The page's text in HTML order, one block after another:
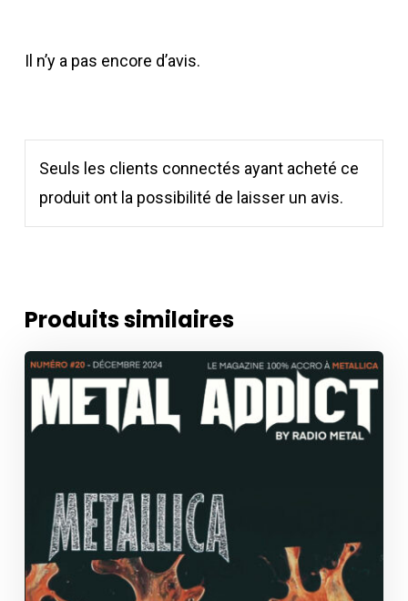
Il n’y a pas encore d’avis.
Seuls les clients connectés ayant acheté ce
produit ont la possibilité de laisser un avis.
Produits similaires